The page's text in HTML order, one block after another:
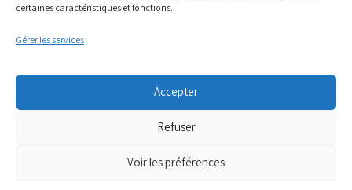
certaines caractéristiques et fonctions.
Gérer les services
Accepter
Refuser
Voir les préférences
(Nous ne sommes pas une plateforme de RDV)